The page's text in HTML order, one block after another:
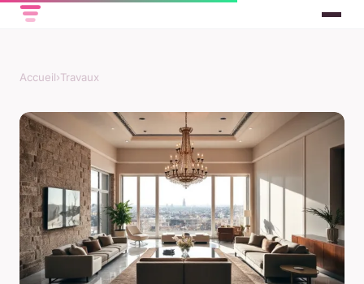
Accueil›Travaux